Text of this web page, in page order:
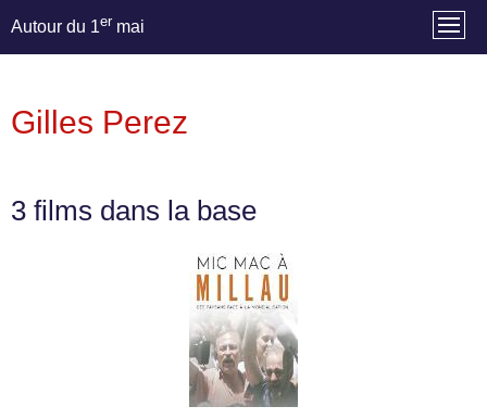
Autour du 1er mai
Gilles Perez
3 films dans la base